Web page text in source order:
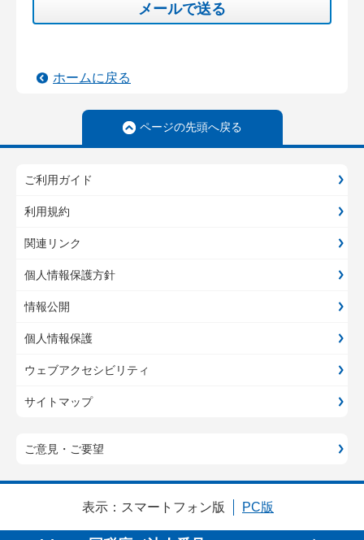
メールで送る
ホームに戻る
ページの先頭へ戻る
ご利用ガイド
利用規約
関連リンク
個人情報保護方針
情報公開
個人情報保護
ウェブアクセシビリティ
サイトマップ
ご意見・ご要望
表示： スマートフォン版 PC版